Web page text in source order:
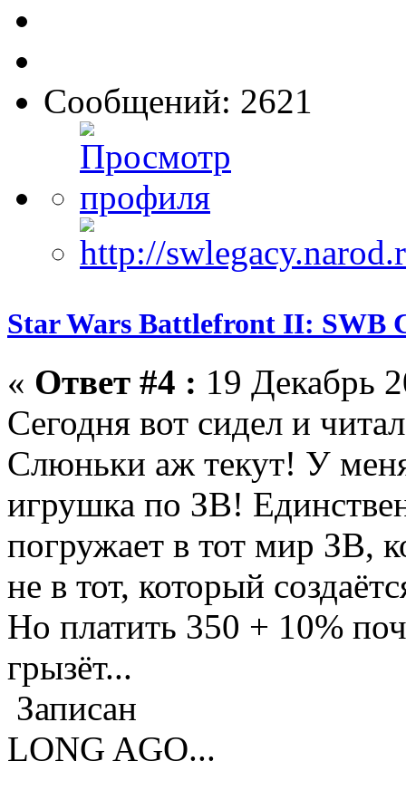
Сообщений: 2621
Star Wars Battlefront II: SWB
« Ответ #4 : 19 Декабрь
Сегодня вот сидел и
Слюньки аж текут! У
игрушка по ЗВ!
погружает в тот мир ЗВ,
не в тот, который
Но платить 350 + 10%
грызёт...
Записан
LONG AGO...